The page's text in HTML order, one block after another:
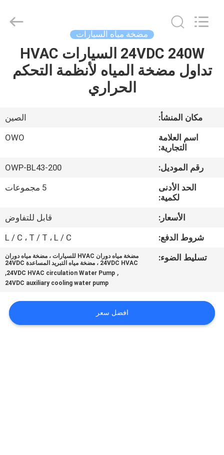
منزل
أشرطة
فيديو
حول
المعمل
الجودة
اتصل
Technology
Reserved.
مضخة مياه السيارات
24VDC 240W السيارات HVAC
تداول مضخة المياه لأنظمة التحكم
الحراري
مكان المنشأ:
الصين
اسم العلامة
التجارية:
OWO
رقم الموديل:
OWP-BL43-200
الحد الأدنى
لكمية:
5 مجموعات
الأسعار:
قابل للتفاوض
شروط الدفع:
L / C ، T / T ، L / C
تسليط الضوء:
مضخة مياه دوران HVAC للسيارات ، مضخة مياه دوران
24VDC HVAC ، مضخة مياه التبريد المساعدة 24VDC
,
24VDC HVAC circulation Water Pump
,
24VDC auxiliary cooling water pump
افضل سعر